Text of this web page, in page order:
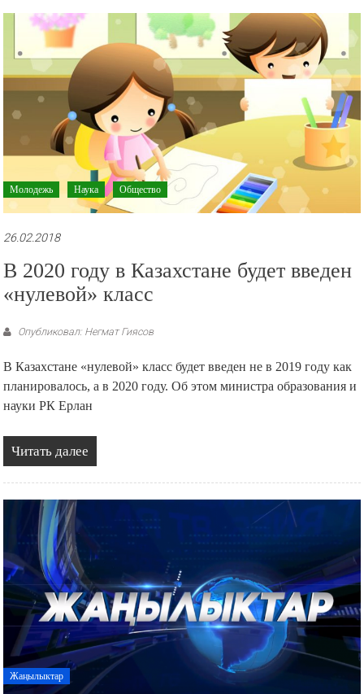
Молодежь Наука Общество
26.02.2018
В 2020 году в Казахстане будет введен
«нулевой» класс
Опубликовал: Негмат Гиясов
В Казахстане «нулевой» класс будет введен не в 2019 году как
планировалось, а в 2020 году. Об этом министра образования и
науки РК Ерлан
Читать далее
Жаңылыктар